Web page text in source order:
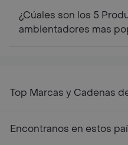
¿Cúales son los 5
ambientadores mas
Top Marcas y Cadenas
Encontranos en estos